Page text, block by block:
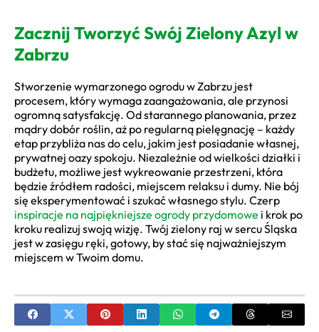
Zacznij Tworzyć Swój Zielony Azyl w
Zabrzu
Stworzenie wymarzonego ogrodu w Zabrzu jest
procesem, który wymaga zaangażowania, ale przynosi
ogromną satysfakcję. Od starannego planowania, przez
mądry dobór roślin, aż po regularną pielęgnację – każdy
etap przybliża nas do celu, jakim jest posiadanie własnej,
prywatnej oazy spokoju. Niezależnie od wielkości działki i
budżetu, możliwe jest wykreowanie przestrzeni, która
będzie źródłem radości, miejscem relaksu i dumy. Nie bój
się eksperymentować i szukać własnego stylu. Czerp
inspiracje na najpiękniejsze ogrody przydomowe i krok po
kroku realizuj swoją wizję. Twój zielony raj w sercu Śląska
jest w zasięgu ręki, gotowy, by stać się najważniejszym
miejscem w Twoim domu.